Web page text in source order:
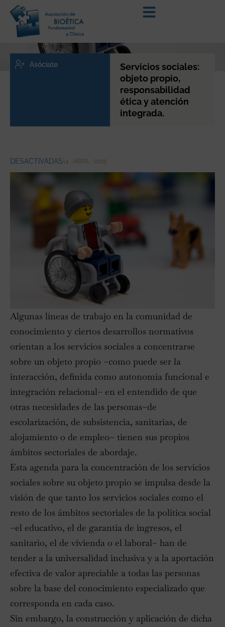
Servicios sociales:
objeto propio,
responsabilidad
ética y atención
integrada.
Asóciate
DESACTIVADAS14 · ABRIL · 2025
Algunas líneas de trabajo en la comunidad de
conocimiento y ciertos desarrollos normativos
orientan a los servicios sociales a concentrarse
sobre un objeto propio –como puede ser la
interacción, definida como autonomía funcional e
integración relacional– en el entendido de que
otras necesidades de las personas–de
escolarización, de subsistencia, sanitarias, de
alojamiento o de empleo– tienen sus propios
ámbitos sectoriales de abordaje.
Esta agenda para la concentración de los servicios
sociales sobre su objeto propio se impulsa desde la
visión de que tanto los servicios sociales como el
resto de los ámbitos sectoriales de la política social
–el educativo, el de garantía de ingresos, el
sanitario, el de vivienda o el laboral– han de
tender a la universalidad inclusiva y a la aportación
efectiva de valor apreciable a todas las personas
sobre la base del conocimiento especializado que
corresponda en cada caso.
Sin embargo, la construcción y aplicación de dicha